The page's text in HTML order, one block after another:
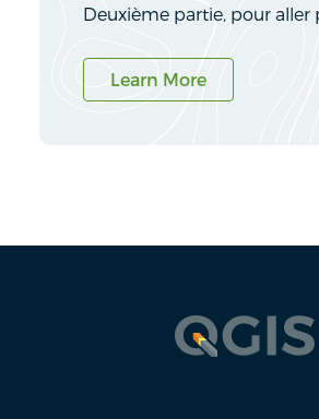
Deuxième partie, pour aller
Learn More